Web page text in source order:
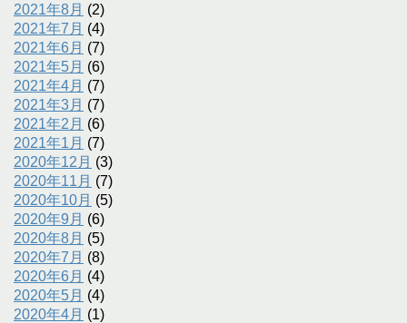
2021年8月 (2)
2021年7月 (4)
2021年6月 (7)
2021年5月 (6)
2021年4月 (7)
2021年3月 (7)
2021年2月 (6)
2021年1月 (7)
2020年12月 (3)
2020年11月 (7)
2020年10月 (5)
2020年9月 (6)
2020年8月 (5)
2020年7月 (8)
2020年6月 (4)
2020年5月 (4)
2020年4月 (1)